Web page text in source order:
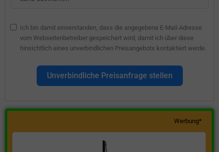
Ich bin damit einverstanden, dass die angegebene E-Mail-Adresse
vom Webseitenbetreiber gespeichert wird, damit ich über diese
hinsichtlich eines unverbindlichen Preisangebots kontaktiert werde.
Unverbindliche Preisanfrage stellen
Werbung*